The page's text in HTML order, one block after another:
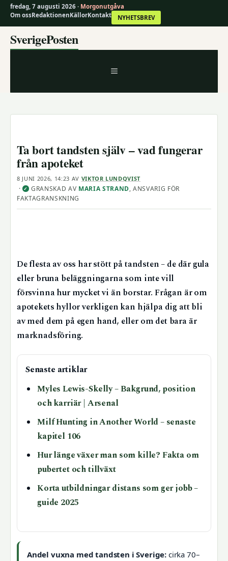
fredag, 7 augusti 2026 · Morgonutgåva
Om ossRedaktionenKällorKontakt NYHETSBREV
SverigePosten
MENY
Ta bort tandsten själv – vad fungerar
från apoteket
8 JUNI 2026, 14:23 AV VIKTOR LUNDQVIST
· ✓ GRANSKAD AV MARIA STRAND, ANSVARIG FÖR
FAKTAGRANSKNING
De flesta av oss har stött på tandsten – de där gula
eller bruna beläggningarna som inte vill
försvinna hur mycket vi än borstar. Frågan är om
apotekets hyllor verkligen kan hjälpa dig att bli
av med dem på egen hand, eller om det bara är
marknadsföring.
Senaste artiklar
Myles Lewis-Skelly – Bakgrund, position
och karriär | Arsenal
Milf Hunting in Another World – senaste
kapitel 106
Hur länge växer man som kille? Fakta om
pubertet och tillväxt
Korta utbildningar distans som ger jobb –
guide 2025
Andel vuxna med tandsten i Sverige: cirka 70–